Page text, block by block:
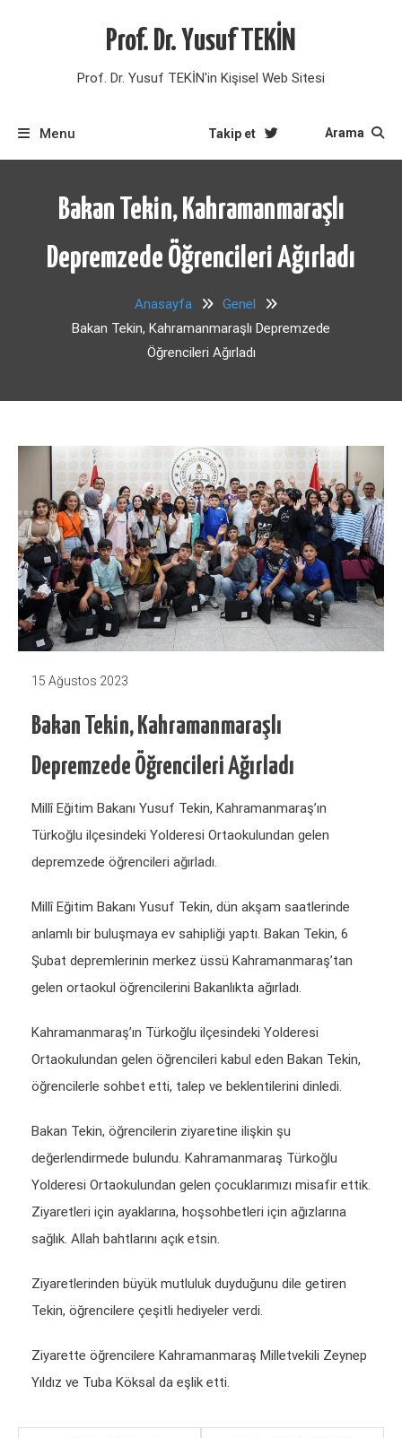
Prof. Dr. Yusuf TEKİN
Prof. Dr. Yusuf TEKİN'in Kişisel Web Sitesi
Menu Takip et Arama
Bakan Tekin, Kahramanmaraşlı
Depremzede Öğrencileri Ağırladı
Anasayfa
Genel
Bakan Tekin, Kahramanmaraşlı Depremzede
Öğrencileri Ağırladı
15 Ağustos 2023
Bakan Tekin, Kahramanmaraşlı
Depremzede Öğrencileri Ağırladı
Millî Eğitim Bakanı Yusuf Tekin, Kahramanmaraş’ın
Türkoğlu ilçesindeki Yolderesi Ortaokulundan gelen
depremzede öğrencileri ağırladı.
Millî Eğitim Bakanı Yusuf Tekin, dün akşam saatlerinde
anlamlı bir buluşmaya ev sahipliği yaptı. Bakan Tekin, 6
Şubat depremlerinin merkez üssü Kahramanmaraş’tan
gelen ortaokul öğrencilerini Bakanlıkta ağırladı.
Kahramanmaraş’ın Türkoğlu ilçesindeki Yolderesi
Ortaokulundan gelen öğrencileri kabul eden Bakan Tekin,
öğrencilerle sohbet etti, talep ve beklentilerini dinledi.
Bakan Tekin, öğrencilerin ziyaretine ilişkin şu
değerlendirmede bulundu. Kahramanmaraş Türkoğlu
Yolderesi Ortaokulundan gelen çocuklarımızı misafir ettik.
Ziyaretleri için ayaklarına, hoşsohbetleri için ağızlarına
sağlık. Allah bahtlarını açık etsin.
Ziyaretlerinden büyük mutluluk duyduğunu dile getiren
Tekin, öğrencilere çeşitli hediyeler verdi.
Ziyarette öğrencilere Kahramanmaraş Milletvekili Zeynep
Yıldız ve Tuba Köksal da eşlik etti.